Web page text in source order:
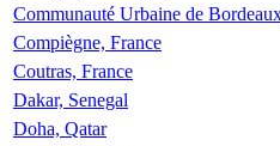
Communauté Urbaine de
Compiègne, France
Coutras, France
Dakar, Senegal
Doha, Qatar